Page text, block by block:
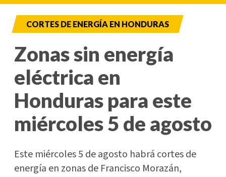
CORTES DE ENERGÍA EN HONDURAS
Zonas sin energía
eléctrica en
Honduras para este
miércoles 5 de agosto
Este miércoles 5 de agosto habrá cortes de
energía en zonas de Francisco Morazán,